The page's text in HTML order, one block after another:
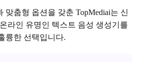
맞춤형 옵션을 갖춘 TopMediai는 신
라인 유명인 텍스트 음성 생성기를
륭한 선택입니다.